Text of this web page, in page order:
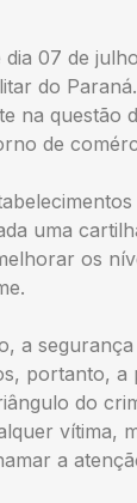
07 de
do
na questão
de
uma
os
a
portanto,
do
vítima,
a